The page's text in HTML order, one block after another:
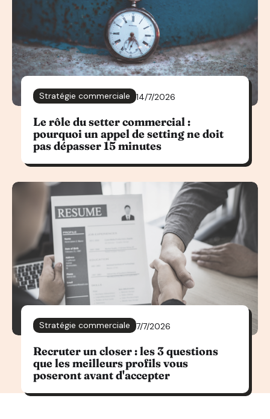
Stratégie commerciale 14/7/2026
Le rôle du setter commercial :
pourquoi un appel de setting ne doit
pas dépasser 15 minutes
Stratégie commerciale 7/7/2026
Recruter un closer : les 3 questions
que les meilleurs profils vous
poseront avant d'accepter